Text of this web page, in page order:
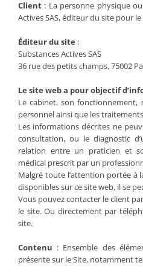
Client : La personne physique
Actives SAS, éditeur du site pour
Éditeur du site :
Substances Actives SAS
36 rue des petits champs, 75002
Le site web a pour objectif
Le cabinet, son fonctionnement,
personnel ainsi que les
Les informations décrites ne
consultation, ou le diagnostic
relation entre un praticien et
médical prescrit par un
Malgré toute l’attention portée à
disponibles sur ce site web, il se
Vous pouvez contacter le client
le site. Ou directement par
site.
Contenu : Ensemble des
présente sur le Site, notamment